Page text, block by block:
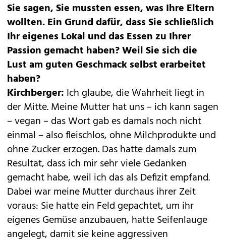
Sie sagen, Sie mussten essen, was Ihre Eltern
wollten. Ein Grund dafür, dass Sie schließlich
Ihr eigenes Lokal und das Essen zu Ihrer
Passion gemacht haben? Weil Sie sich die
Lust am guten Geschmack selbst erarbeitet
haben?
Kirchberger: Ich glaube, die Wahrheit liegt in
der Mitte. Meine Mutter hat uns – ich kann sagen
– vegan – das Wort gab es damals noch nicht
einmal – also fleischlos, ohne Milchprodukte und
ohne Zucker erzogen. Das hatte damals zum
Resultat, dass ich mir sehr viele Gedanken
gemacht habe, weil ich das als Defizit empfand.
Dabei war meine Mutter durchaus ihrer Zeit
voraus: Sie hatte ein Feld gepachtet, um ihr
eigenes Gemüse anzubauen, hatte Seifenlauge
angelegt, damit sie keine aggressiven